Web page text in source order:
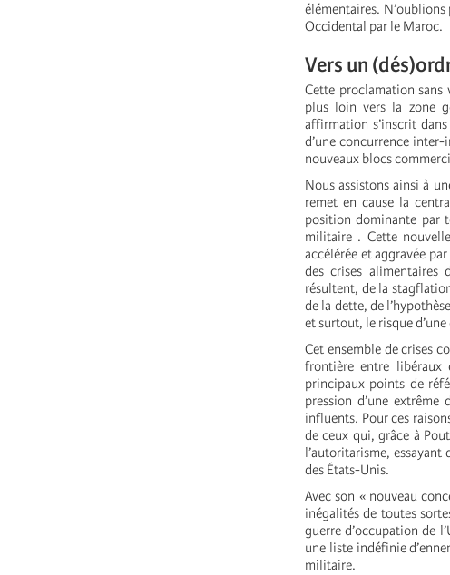
élémentaires. N’oublions
Occidental par le Maroc.
Vers un
Cette proclamation sans
plus loin vers la zone
affirmation s’inscrit
d’une concurrence
nouveaux blocs
Nous assistons ainsi à
remet en cause la
position dominante par
militaire . Cette
accélérée et aggravée
des crises alimentaires
résultent, de la
de la dette, de
et surtout, le risque
Cet ensemble de crises
frontière entre libéraux
principaux points de
pression d’une
influents. Pour ces
de ceux qui, grâce à
l’autoritarisme,
des États-Unis.
Avec son « nouveau
inégalités de toutes
guerre d’occupation de
une liste indéfinie
militaire.